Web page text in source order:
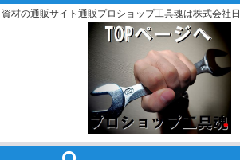
材の通販サイト通販プロショップ工具魂は株式会社